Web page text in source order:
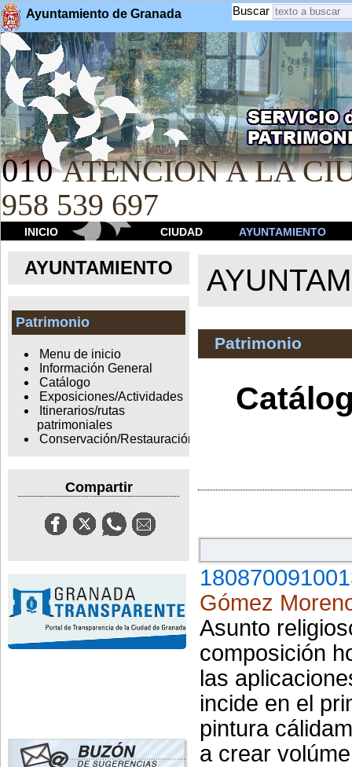
Ayuntamiento de Granada Buscar
010 ATENCION A LA
958 539 697
INICIO CIUDAD AYUNTAMIENTO
AYUNTAMIENTO
Patrimonio
Menu de inicio
Información General
Catálogo
Exposiciones/Actividades
Itinerarios/rutas
patrimoniales
Conservación/Restauración
Compartir
Patrimonio
Gómez
Asunto
composición
las
incide en el
pintura
a crear